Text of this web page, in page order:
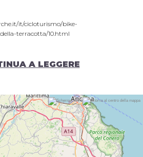
it/cicloturismo/bike-
terracotta/10.html
A LEGGERE